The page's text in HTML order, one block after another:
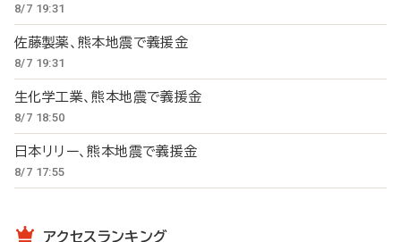
8/7 19:31
佐藤製薬、熊本地震で義援金
8/7 19:31
生化学工業、熊本地震で義援金
8/7 18:50
日本リリー、熊本地震で義援金
8/7 17:55
アクセスランキング